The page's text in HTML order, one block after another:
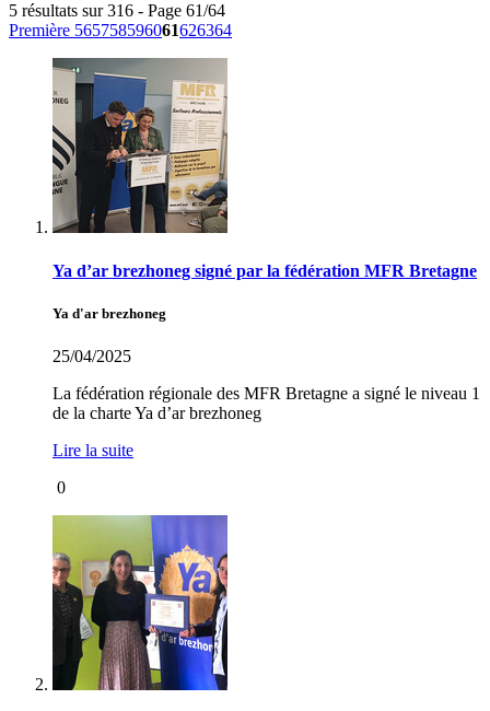
5 résultats sur 316 - Page 61/64
Première 565758596061626364
Ya d’ar brezhoneg signé par la fédération MFR Bretagne
Ya d'ar brezhoneg
25/04/2025
La fédération régionale des MFR Bretagne a signé le niveau 1
de la charte Ya d’ar brezhoneg
Lire la suite
0